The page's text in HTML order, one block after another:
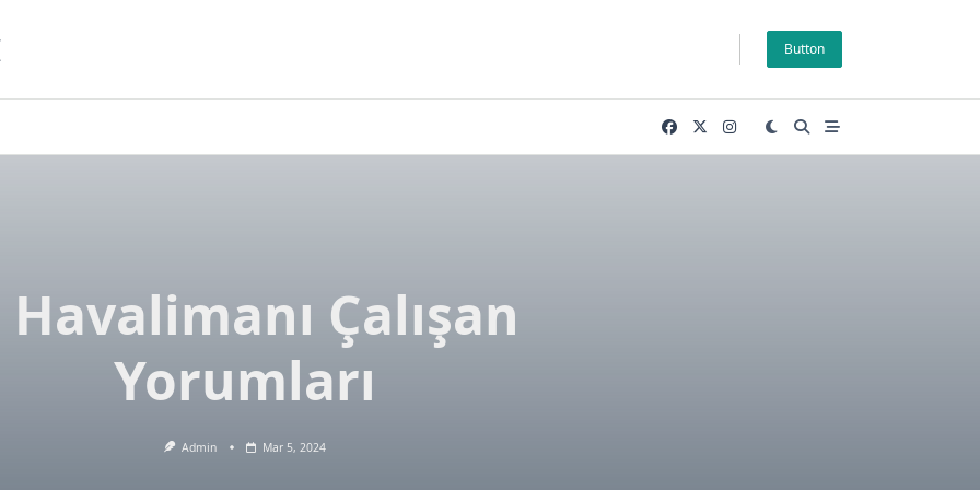
Button
Havalimanı Çalışan
Yorumları
Admin Mar 5, 2024